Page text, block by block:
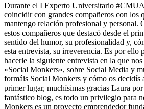
Durante el I Experto Universitario
coincidir con grandes compañeros con los
mantengo relación profesional y personal.
estos compañeros que destacó desde el
sentido del humor, su profesionalidad y,
esta entrevista, su irreverencia. Es por ello
hacerle la siguiente entrevista en la que
«Social Monkers», sobre Social Media y
formáis Social Monkers y cómo os decidís
primer lugar, muchísimas gracias Laura
fantástico blog, es todo un privilegio para
Monkers es un proyecto emprendedor